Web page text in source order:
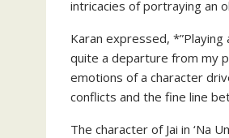
intricacies of portraying an
Karan expressed,
quite a departure from my
emotions of a character
conflicts and the fine line
The character of Jai in ‘Na